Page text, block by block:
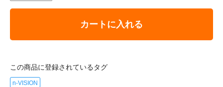
カートに入れる
この商品に登録されているタグ
n-VISION